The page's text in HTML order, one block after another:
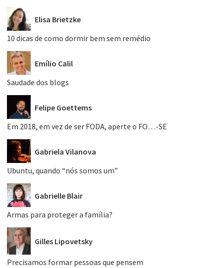
Elisa Brietzke
10 dicas de como dormir bem sem remédio
Emílio Calil
Saudade dos blogs
Felipe Goettems
Em 2018, em vez de ser FODA, aperte o FO…-SE
Gabriela Vilanova
Ubuntu, quando “nós somos um”
Gabrielle Blair
Armas para proteger a família?
Gilles Lipovetsky
Precisamos formar pessoas que pensem